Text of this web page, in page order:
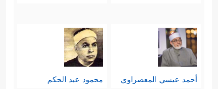
أحمد عيسي المعصراوي محمود عبد الحكم